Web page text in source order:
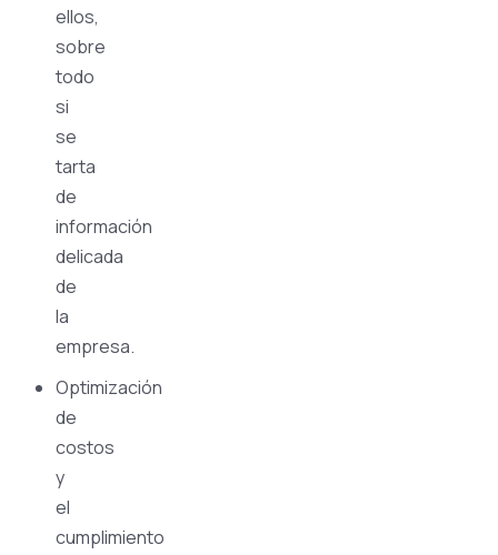
ellos,
sobre
todo
si
se
tarta
de
información
delicada
de
la
empresa.
Optimización
de
costos
y
el
cumplimiento